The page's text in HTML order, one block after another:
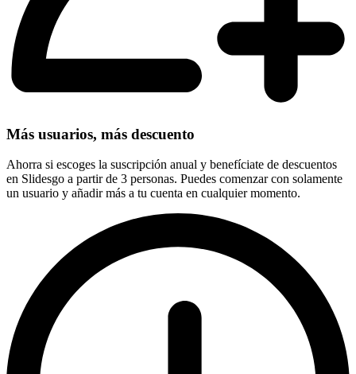
Más usuarios, más descuento
Ahorra si escoges la suscripción anual y benefíciate de descuentos
en Slidesgo a partir de 3 personas. Puedes comenzar con solamente
un usuario y añadir más a tu cuenta en cualquier momento.